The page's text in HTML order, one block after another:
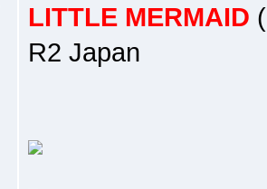
LITTLE MERMAID
R2 Japan